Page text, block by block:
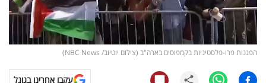
קריפטו
ויראלי
הפגנות פרו-פלסטיניות בקמפוסים בארה"ב (צילום יוטיוב/ NBC News)
עקבו אחרינו בגוגל